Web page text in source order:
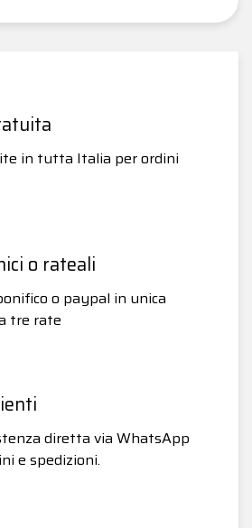
in tutta Italia per ordini
o rateali
o paypal in unica
tre rate
diretta via WhatsApp
e spedizioni.